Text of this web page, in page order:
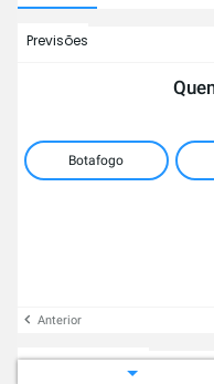
Previsões
Botafogo
Anterior
Não relacionados